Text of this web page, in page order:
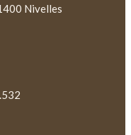
Nivelles